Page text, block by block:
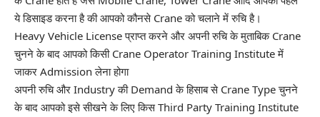
ये डिसाइड करना है की आपको कौनसे Crane को चलाने में रुचि है।
Heavy Vehicle Licenseप्राप्त करने और अपनी रुचि के मुताबिक Crane
चुनने के बाद आपको किसी Crane Operator Training Institute में
जाकर Admission लेना होगा
अपनी रुचि और Industry की Demand के हिसाब से Crane Type चुनने
के बाद आपको इसे सीखने के लिए किस Third Party Training Institute